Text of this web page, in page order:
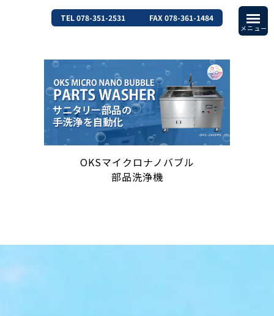
TEL 078-351-2531 FAX 078-361-1484
OKSマイクロナノバブル
部品洗浄機